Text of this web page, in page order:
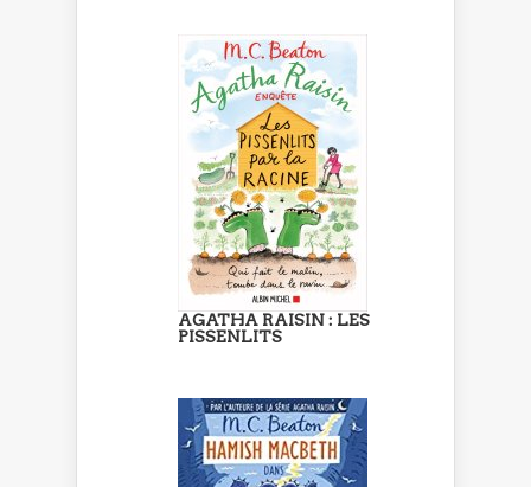
AGATHA RAISIN : LES
PISSENLITS